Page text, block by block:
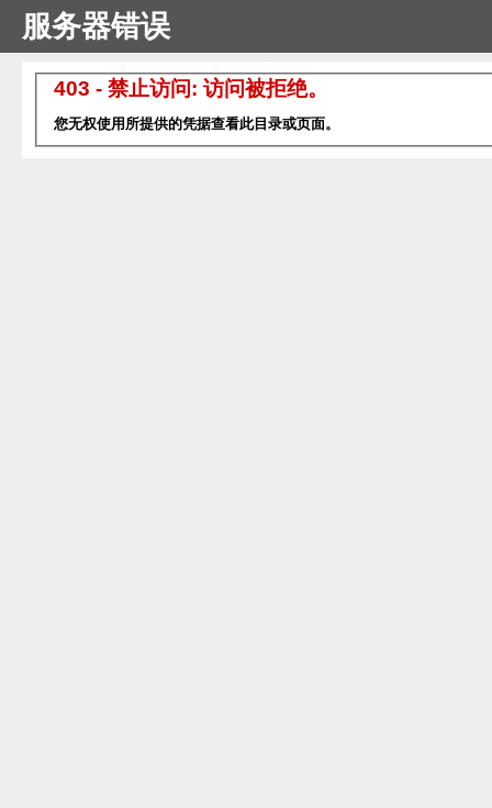
服务器错误
403 - 禁止访问: 访问被拒绝。
您无权使用所提供的凭据查看此目录或页面。